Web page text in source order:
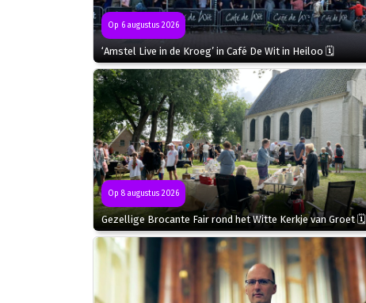
Op 6 augustus 2026
‘Amstel Live in de Kroeg’ in Café De Wit in Heiloo 🗓
Op 8 augustus 2026
Gezellige Brocante Fair rond het Witte Kerkje van Groet 🗓